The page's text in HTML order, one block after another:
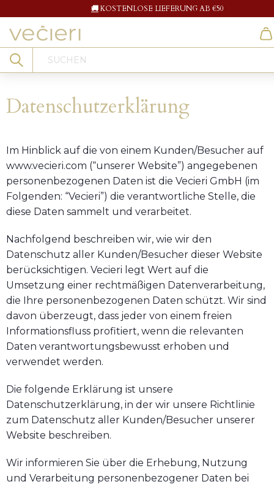
🚚KOSTENLOSE LIEFERUNG AB €50
Search
Datenschutzerklärung
Im Hinblick auf die von einem Kunden/Besucher auf
www.vecieri.com (“unserer Website”) angegebenen
personenbezogenen Daten ist die Vecieri GmbH (im
Folgenden: “Vecieri”) die verantwortliche Stelle, die
diese Daten sammelt und verarbeitet.
Nachfolgend beschreiben wir, wie wir den
Datenschutz aller Kunden/Besucher dieser Website
berücksichtigen. Vecieri legt Wert auf die
Umsetzung einer rechtmäßigen Datenverarbeitung,
die Ihre personenbezogenen Daten schützt. Wir sind
davon überzeugt, dass jeder von einem freien
Informationsfluss profitiert, wenn die relevanten
Daten verantwortungsbewusst erhoben und
verwendet werden.
Die folgende Erklärung ist unsere
Datenschutzerklärung, in der wir unsere Richtlinie
zum Datenschutz aller Kunden/Besucher unserer
Website beschreiben.
Wir informieren Sie über die Erhebung, Nutzung
und Verarbeitung personenbezogener Daten bei